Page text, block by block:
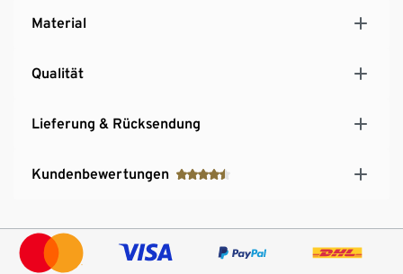
Material
Qualität
Lieferung & Rücksendung
Kundenbewertungen